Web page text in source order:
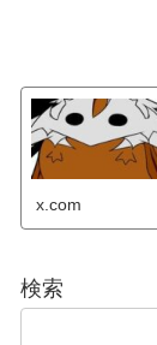
x.com
検索